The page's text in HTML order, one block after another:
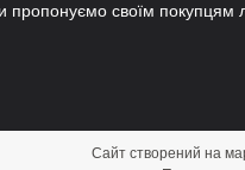
своїм
Сайт створений на